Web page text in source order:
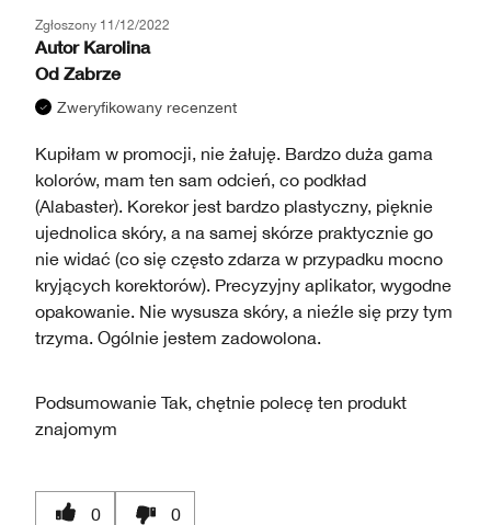
Zgłoszony 11/12/2022
Autor Karolina
Od Zabrze
Zweryfikowany recenzent
Kupiłam w promocji, nie żałuję. Bardzo duża gama
kolorów, mam ten sam odcień, co podkład
(Alabaster). Korekor jest bardzo plastyczny, pięknie
ujednolica skóry, a na samej skórze praktycznie go
nie widać (co się często zdarza w przypadku mocno
kryjących korektorów). Precyzyjny aplikator, wygodne
opakowanie. Nie wysusza skóry, a nieźle się przy tym
trzyma. Ogólnie jestem zadowolona.
Podsumowanie Tak, chętnie polecę ten produkt
znajomym
0 0